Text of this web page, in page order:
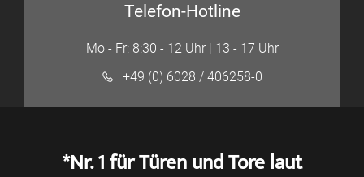
Telefon-Hotline
Mo - Fr: 8:30 - 12 Uhr | 13 - 17 Uhr
+49 (0) 6028 / 406258-0
*Nr. 1 für Türen und Tore laut